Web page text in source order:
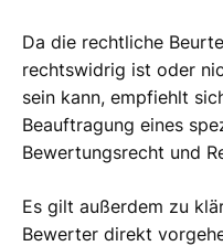
Da die rechtliche
rechtswidrig ist oder
sein kann, empfiehlt
Beauftragung eines
Bewertungsrecht und
Es gilt außerdem zu
Bewerter direkt